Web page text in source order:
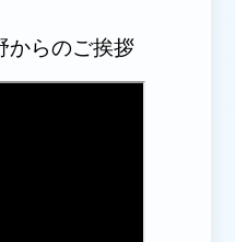
からのご挨拶